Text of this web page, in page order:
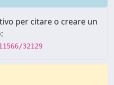
per citare o creare un
32129